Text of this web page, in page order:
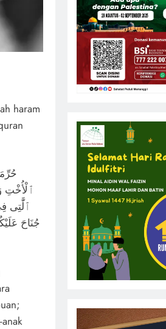
haram
ٱلْأُخْتِ
ٱلَّٰتِى
جُنَاحَ